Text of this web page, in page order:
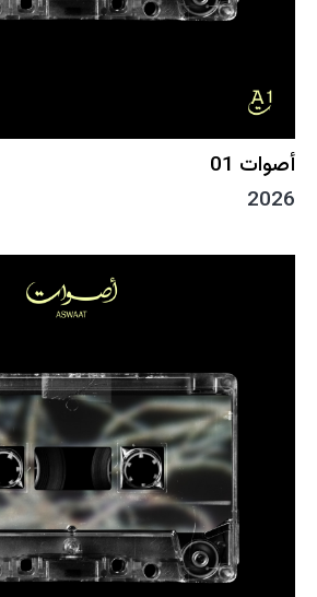
أصوات 01
2026